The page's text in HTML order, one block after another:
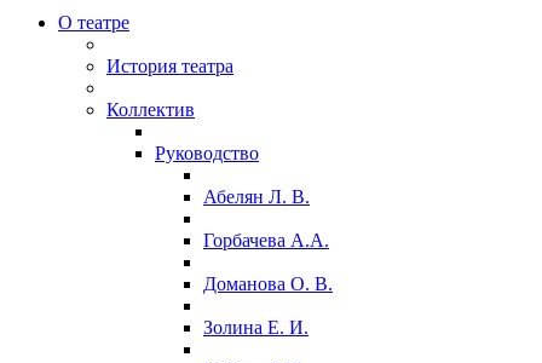
О театре
История театра
Коллектив
Руководство
Абелян Л. В.
Горбачева А.А.
Доманова О. В.
Золина Е. И.